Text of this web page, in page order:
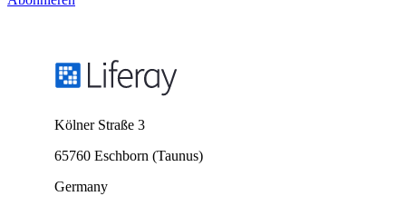
Kölner Straße 3
65760 Eschborn (Taunus)
Germany